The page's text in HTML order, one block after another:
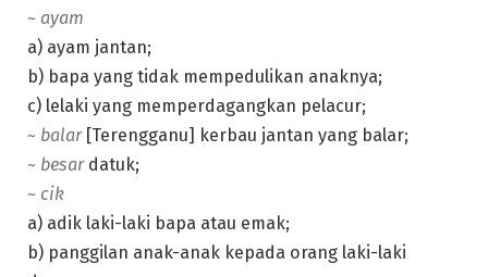
~ ayam
a) ayam jantan;
b) bapa yang tidak mempedulikan anaknya;
c) lelaki yang memperdagangkan pelacur;
~ balar[Terengganu] kerbau jantan yang balar;
~ besardatuk;
~ cik
a) adik laki-laki bapa atau emak;
b) panggilan anak-anak kepada orang laki-laki